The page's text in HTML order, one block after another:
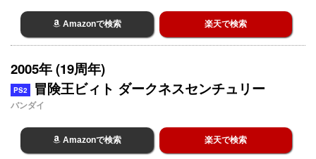
Amazonで検索 楽天で検索
2005年 (19周年)
PS2 冒険王ビィト ダークネスセンチュリー
バンダイ
Amazonで検索 楽天で検索